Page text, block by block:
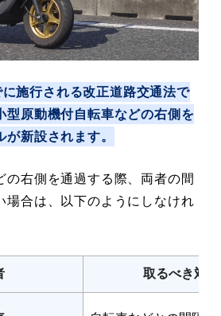
施行される改正道路交通法で
型原動機付自転車などの右側を
新設されます。
の右側を通過する際、両者の間
場合は、以下のようにしなけれ
取るべき対応